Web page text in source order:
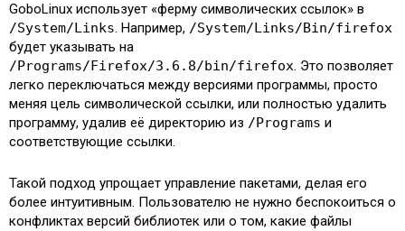
GoboLinux использует «ферму символических ссылок» в
/System/Links. Например, /System/Links/Bin/firefox
будет указывать на
/Programs/Firefox/3.6.8/bin/firefox. Это позволяет
легко переключаться между версиями программы, просто
меняя цель символической ссылки, или полностью удалить
программу, удалив её директорию из /Programs и
соответствующие ссылки.
Такой подход упрощает управление пакетами, делая его
более интуитивным. Пользователю не нужно беспокоиться о
конфликтах версий библиотек или о том, какие файлы